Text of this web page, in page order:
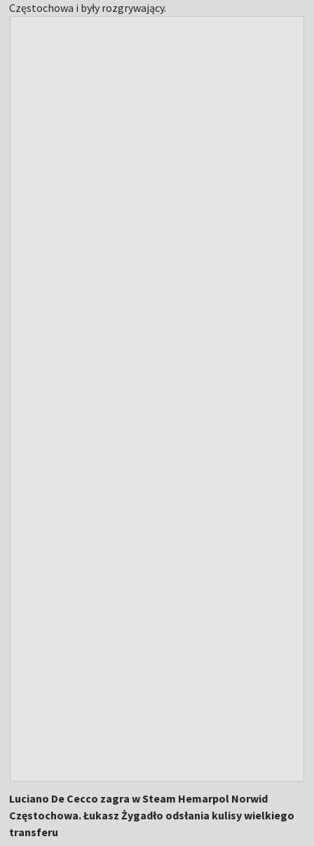
Częstochowa i były rozgrywający.
Luciano De Cecco zagra w Steam Hemarpol Norwid
Częstochowa. Łukasz Żygadło odsłania kulisy wielkiego
transferu